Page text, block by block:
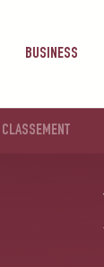
BUSINESS
CLASSEMENT